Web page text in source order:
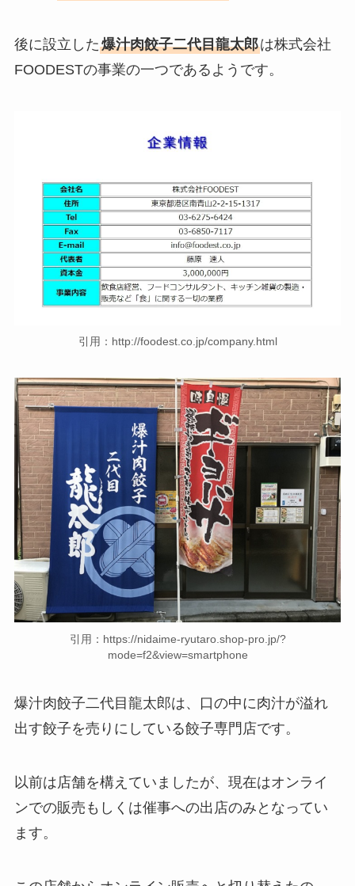
後に設立した爆汁肉餃子二代目龍太郎は株式会社
FOODESTの事業の一つであるようです。
引用：http://foodest.co.jp/company.html
引用：https://nidaime-ryutaro.shop-pro.jp/?
mode=f2&view=smartphone
爆汁肉餃子二代目龍太郎は、口の中に肉汁が溢れ
出す餃子を売りにしている餃子専門店です。
以前は店舗を構えていましたが、現在はオンライ
ンでの販売もしくは催事への出店のみとなってい
ます。